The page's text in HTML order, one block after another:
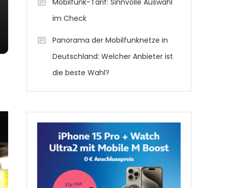
Mobilfunk-Tarif: Sinnvolle Auswahl
im Check
Panorama der Mobilfunknetze in
Deutschland: Welcher Anbieter ist
die beste Wahl?